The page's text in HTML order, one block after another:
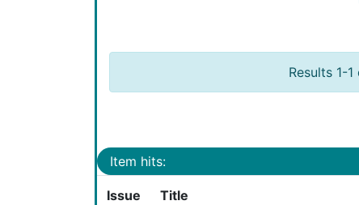
Results 1-
Item hits:
Issue
Title